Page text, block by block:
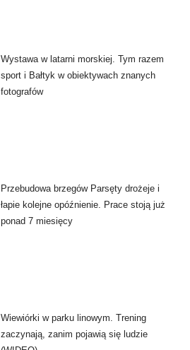
Wystawa w latarni morskiej. Tym razem
sport i Bałtyk w obiektywach znanych
fotografów
Przebudowa brzegów Parsęty drożeje i
łapie kolejne opóźnienie. Prace stoją już
ponad 7 miesięcy
Wiewiórki w parku linowym. Trening
zaczynają, zanim pojawią się ludzie